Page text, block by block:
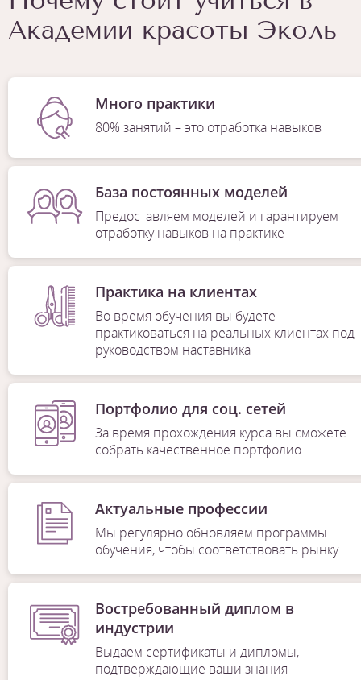
Академии красоты Эколь
Много практики
80% занятий – это отработка навыков
База постоянных моделей
Предоставляем моделей и гарантируем
отработку навыков на практике
Практика на клиентах
Во время обучения вы будете
практиковаться на реальных клиентах под
руководством наставника
Портфолио для соц. сетей
За время прохождения курса вы сможете
собрать качественное портфолио
Актуальные профессии
Мы регулярно обновляем программы
обучения, чтобы соответствовать рынку
Востребованный диплом в
индустрии
Выдаем сертификаты и дипломы,
подтверждающие ваши знания